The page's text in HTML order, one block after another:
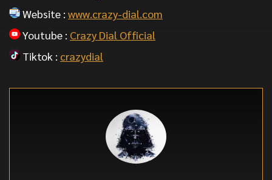
Website : www.crazy-dial.com
Youtube : Crazy Dial Official
Tiktok : crazydial